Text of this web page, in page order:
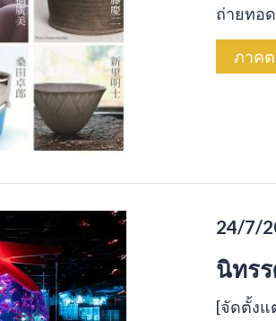
ถ่ายทอด
ภาค
24/7/
นิทร
[จัดตั้งแ